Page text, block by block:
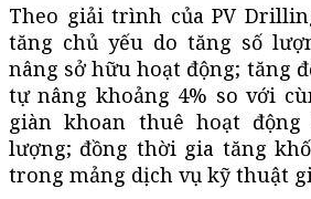
Theo giải trình của PV
tăng chủ yếu do tăng số
nâng sở hữu hoạt động; tăng
tự nâng khoảng 4% so với
giàn khoan thuê hoạt
lượng; đồng thời gia tăng
trong mảng dịch vụ kỹ thuật